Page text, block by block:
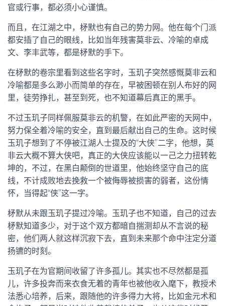
官或行事，都必须小心谨慎。
而且，在江湖之中，柕默也有自己的势力网。他在每个门派
都安插了自己的眼线，比如当年残害莫非云、冷喻的卓成
文、李丰武等，都是柕默的手下。
在柕默的卷宗里看到这些名字时，玉玑子突然感慨莫非云和
冷喻都是多么渺小而简单的存在，早被困顿在别人布好的网
里，徒劳挣扎，甚至到死，也不知道幕后真正的黑手。
不过玉玑子同样佩服莫非云的机警，在如此严密的天网中，
努力保全着冷喻的安全，直到最后献出自己的生命。这时候
玉玑子想到了不停被江湖人士提及的“大侠”二字，他想，莫
非云大概不算大侠吧，真正的大侠应该能以一己之力扭转乾
坤的，不过，在黑白颠倒的世道里，他始终坚守自己的底
线，不计成败地去挽救一个被侮辱被损害的弱者，这份情
怀，当得起“侠”这一字。
柕默从未跟玉玑子提过冷喻。玉玑子也不知道，自己的过去
柕默知道多少，对于这个双方都暗自揣测却从不言说的秘
密，他们两人就这样沉寂下去，直到未来那个命中注定分道
扬镳的时刻。
玉玑子在为官期间收留了许多孤儿。其实也不尽然都是孤
儿，许多投奔而来衣食无着的青年也被他收入麾下，教授术
法悉心培养，后来，跟随他的许多得力大将，比如金元术和